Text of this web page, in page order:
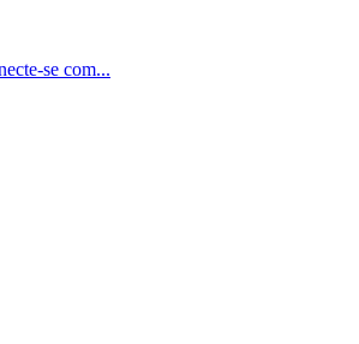
se com...